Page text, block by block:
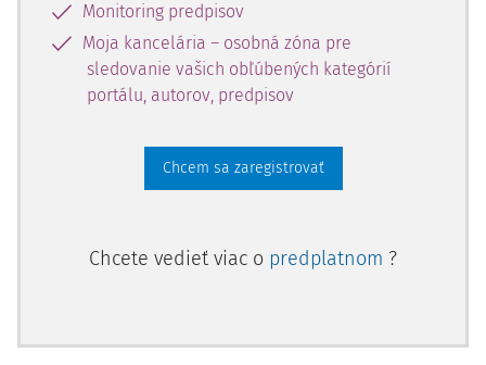
Monitoring predpisov
Moja kancelária – osobná zóna pre
sledovanie vašich obľúbených kategórií
portálu, autorov, predpisov
Chcem sa zaregistrovať
Chcete vedieť viac o predplatnom ?